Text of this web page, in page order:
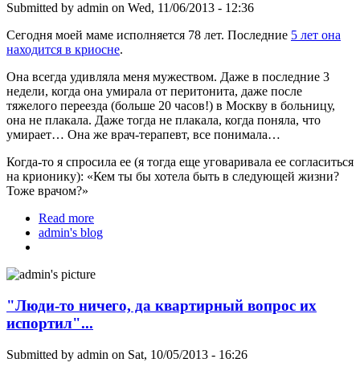
Submitted by admin on Wed, 11/06/2013 - 12:36
Сегодня моей маме исполняется 78 лет. Последние 5 лет она
находится в криосне.
Она всегда удивляла меня мужеством. Даже в последние 3
недели, когда она умирала от перитонита, даже после
тяжелого переезда (больше 20 часов!) в Москву в больницу,
она не плакала. Даже тогда не плакала, когда поняла, что
умирает… Она же врач-терапевт, все понимала…
Когда-то я спросила ее (я тогда еще уговаривала ее согласиться
на крионику): «Кем ты бы хотела быть в следующей жизни?
Тоже врачом?»
Read more
Пантелеевна
admin's blog
"Люди-то ничего, да квартирный вопрос их
испортил"...
Submitted by admin on Sat, 10/05/2013 - 16:26